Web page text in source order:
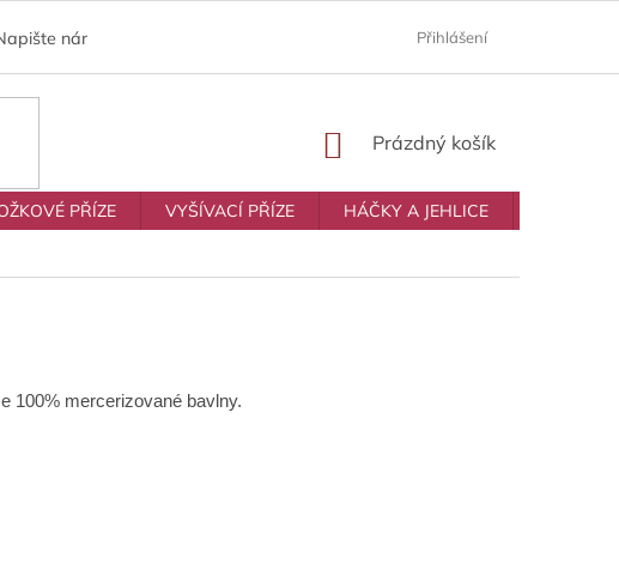
nám Prodávané značky
Přihlášení
NÁKUPNÍ
Prázdný košík
PŘÍZE VYŠÍVACÍ PŘÍZE HÁČKY A JEHLICE
100% mercerizované bavlny.